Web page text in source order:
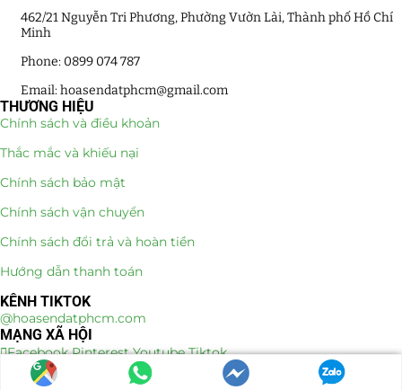
462/21 Nguyễn Tri Phương, Phường Vườn Lài, Thành phố Hồ Chí
Minh
Phone: 0899 074 787
Email: hoasendatphcm@gmail.com
THƯƠNG HIỆU
Chính sách và điều khoản
Thắc mắc và khiếu nại
Chính sách bảo mật
Chính sách vận chuyển
Chính sách đổi trả và hoàn tiền
Hướng dẫn thanh toán
KÊNH TIKTOK
@hoasendatphcm.com
MẠNG XÃ HỘI
Facebook Pinterest Youtube Tiktok